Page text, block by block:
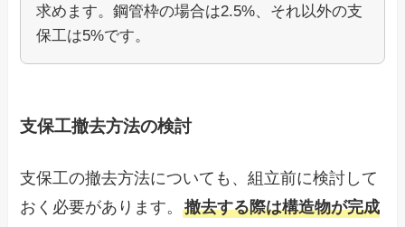
求めます。鋼管枠の場合は2.5%、それ以外の支
保工は5%です。
支保工撤去方法の検討
支保工の撤去方法についても、組立前に検討して
おく必要があります。撤去する際は構造物が完成